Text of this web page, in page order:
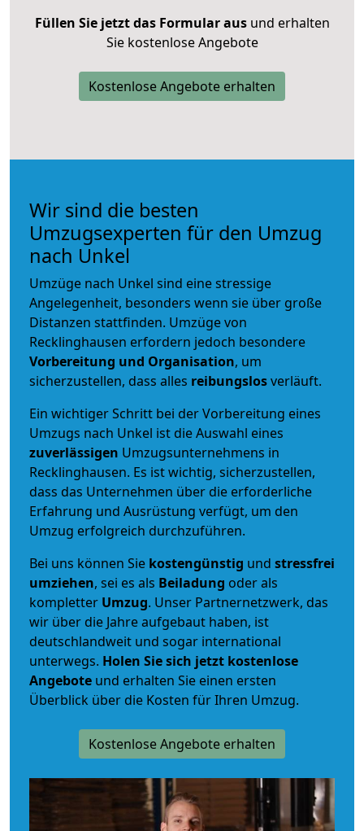
Füllen Sie jetzt das Formular ausund erhalten
Sie kostenlose Angebote
Kostenlose Angebote erhalten
Wir sind die besten
Umzugsexperten für den Umzug
nach Unkel
Umzüge nach Unkel sind eine stressige
Angelegenheit, besonders wenn sie über große
Distanzen stattfinden. Umzüge von
Recklinghausen erfordern jedoch besondere
Vorbereitung und Organisation, um
sicherzustellen, dass alles reibungslosverläuft.
Ein wichtiger Schritt bei der Vorbereitung eines
Umzugs nach Unkel ist die Auswahl eines
zuverlässigen Umzugsunternehmens in
Recklinghausen. Es ist wichtig, sicherzustellen,
dass das Unternehmen über die erforderliche
Erfahrung und Ausrüstung verfügt, um den
Umzug erfolgreich durchzuführen.
Bei uns können Sie kostengünstig und stressfrei
umziehen, sei es als Beiladung oder als
kompletter Umzug. Unser Partnernetzwerk, das
wir über die Jahre aufgebaut haben, ist
deutschlandweit und sogar international
unterwegs. Holen Sie sich jetzt kostenlose
Angebote und erhalten Sie einen ersten
Überblick über die Kosten für Ihren Umzug.
Kostenlose Angebote erhalten